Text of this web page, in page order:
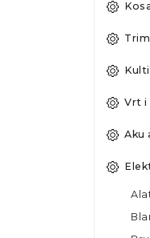
Vrt i
Aku